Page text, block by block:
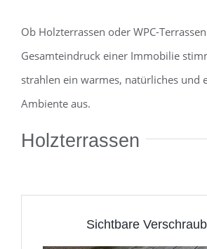
Ob Holzterrassen oder WPC-
Gesamteindruck einer Immobilie
strahlen ein warmes, natürliches und
Ambiente aus.
Holzterrassen
Sichtbare